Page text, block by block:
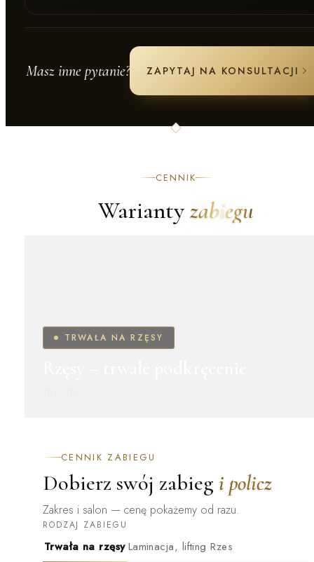
Masz inne pytanie? ZAPYTAJ NA KONSULTACJI
CENNIK
Wariantyzabiegu
TRWAŁA NA RZĘSY
CENNIK ZABIEGU
Dobierz swój zabieg i policz
Zakres i salon — cenę pokażemy od razu.
RODZAJ ZABIEGU
Trwała na rzęsyLaminacja, lifting Rzes